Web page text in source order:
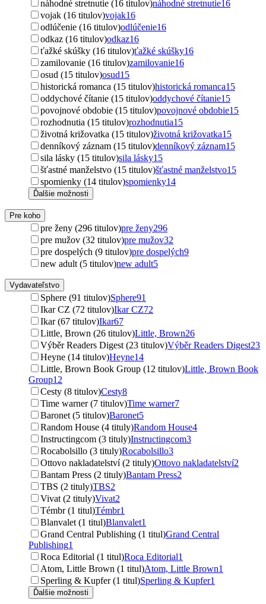
náhodné stretnutie (16 titulov)náhodné stretnutie16
vojak (16 titulov)vojak16
odlúčenie (16 titulov)odlúčenie16
odkaz (16 titulov)odkaz16
ťažké skúšky (16 titulov)ťažké skúšky16
zamilovanie (16 titulov)zamilovanie16
osud (15 titulov)osud15
historická romanca (15 titulov)historická romanca15
oddychové čítanie (15 titulov)oddychové čítanie15
povojnové obdobie (15 titulov)povojnové obdobie15
rozhodnutia (15 titulov)rozhodnutia15
životná križovatka (15 titulov)životná križovatka15
denníkový záznam (15 titulov)denníkový záznam15
sila lásky (15 titulov)sila lásky15
šťastné manželstvo (15 titulov)šťastné manželstvo15
spomienky (14 titulov)spomienky14
Ďalšie možnosti
Pre koho
pre ženy (296 titulov)pre ženy296
pre mužov (32 titulov)pre mužov32
pre dospelých (9 titulov)pre dospelých9
new adult (5 titulov)new adult5
Vydavateľstvo
Sphere (91 titulov)Sphere91
Ikar CZ (72 titulov)Ikar CZ72
Ikar (67 titulov)Ikar67
Little, Brown (26 titulov)Little, Brown26
Výběr Readers Digest (23 titulov)Výběr Readers Digest23
Heyne (14 titulov)Heyne14
Little, Brown Book Group (12 titulov)Little, Brown Book
Group12
Cesty (8 titulov)Cesty8
Time warner (7 titulov)Time warner7
Baronet (5 titulov)Baronet5
Random House (4 tituly)Random House4
Instructingcom (3 tituly)Instructingcom3
Rocabolsillo (3 tituly)Rocabolsillo3
Ottovo nakladatelství (2 tituly)Ottovo nakladatelství2
Bantam Press (2 tituly)Bantam Press2
TBS (2 tituly)TBS2
Vivat (2 tituly)Vivat2
Témbr (1 titul)Témbr1
Blanvalet (1 titul)Blanvalet1
Grand Central Publishing (1 titul)Grand Central
Publishing1
Roca Editorial (1 titul)Roca Editorial1
Atom, Little Brown (1 titul)Atom, Little Brown1
Sperling & Kupfer (1 titul)Sperling & Kupfer1
Ďalšie možnosti